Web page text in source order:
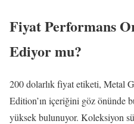
Fiyat Performans
Ediyor mu?
200 dolarlık fiyat etiketi, Metal
Edition’ın içeriğini göz önünde
yüksek bulunuyor. Koleksiyon